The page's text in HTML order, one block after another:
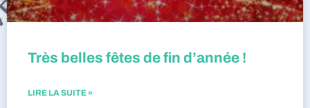
Très belles fêtes de fin d’année !
LIRE LA SUITE »